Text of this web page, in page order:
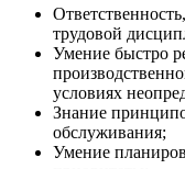
трудовой
Умение быстро
условиях
Знание
обслуживания;
Умение